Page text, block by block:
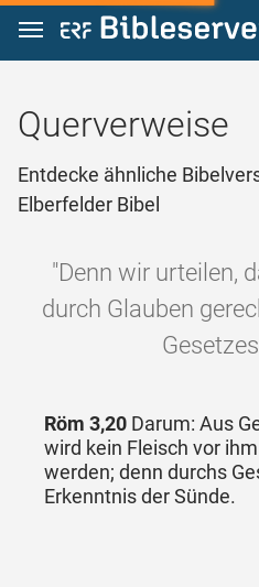
Zum Inhalt springen
Querverweise
Entdecke ähnliche
Elberfelder Bibel
"Denn wir urteilen,
durch Glauben
Röm 3,20 Darum: Aus
wird kein Fleisch vor
werden; denn durchs
Erkenntnis der Sünde.